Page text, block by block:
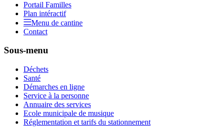
Portail Familles
Plan intéractif
Menu de cantine
Contact
Sous-menu
Déchets
Santé
Démarches en ligne
Service à la personne
Annuaire des services
Ecole municipale de musique
Réglementation et tarifs du stationnement